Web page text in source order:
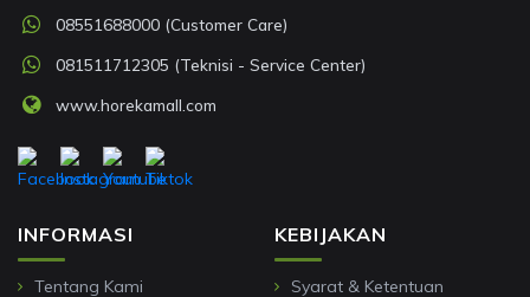
INFORMASI
Tentang Kami
KEBIJAKAN
Syarat & Ketentuan
08551688000 (Customer Care)
081511712305 (Teknisi - Service Center)
www.horekamall.com